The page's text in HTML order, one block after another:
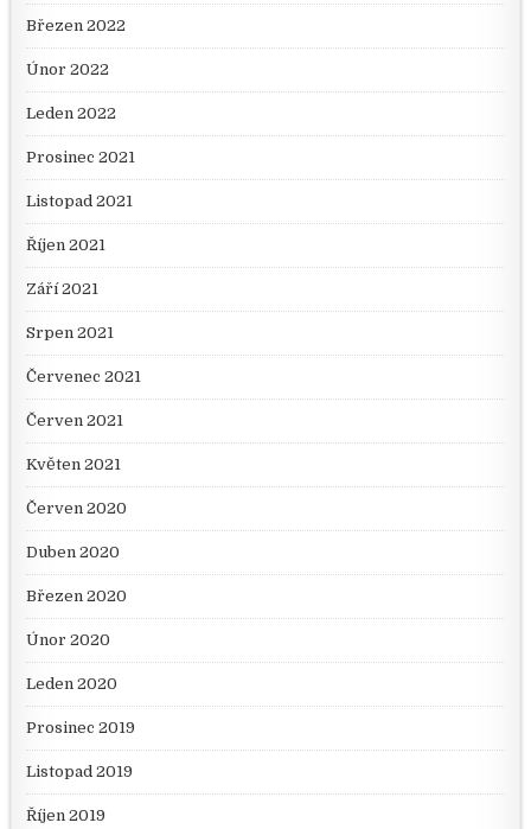
Březen 2022
Únor 2022
Leden 2022
Prosinec 2021
Listopad 2021
Říjen 2021
Září 2021
Srpen 2021
Červenec 2021
Červen 2021
Květen 2021
Červen 2020
Duben 2020
Březen 2020
Únor 2020
Leden 2020
Prosinec 2019
Listopad 2019
Říjen 2019